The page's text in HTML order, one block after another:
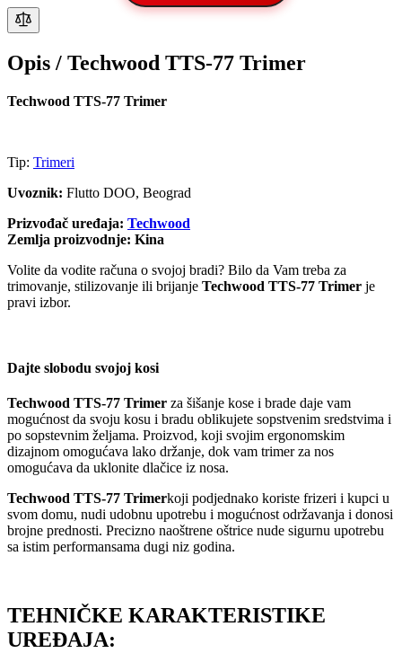
Opis / Techwood TTS-77 Trimer
Techwood TTS-77 Trimer
Tip: Trimeri
Uvoznik: Flutto DOO, Beograd
Prizvođač uređaja: Techwood
Zemlja proizvodnje: Kina
Volite da vodite računa o svojoj bradi? Bilo da Vam treba za
trimovanje, stilizovanje ili brijanje Techwood TTS-77 Trimer je
pravi izbor.
Dajte slobodu svojoj kosi
Techwood TTS-77 Trimer za šišanje kose i brade daje vam
mogućnost da svoju kosu i bradu oblikujete sopstvenim sredstvima i
po sopstevnim željama. Proizvod, koji svojim ergonomskim
dizajnom omogućava lako držanje, dok vam trimer za nos
omogućava da uklonite dlačice iz nosa.
Techwood TTS-77 Trimerkoji podjednako koriste frizeri i kupci u
svom domu, nudi udobnu upotrebu i mogućnost održavanja i donosi
brojne prednosti. Precizno naoštrene oštrice nude sigurnu upotrebu
sa istim performansama dugi niz godina.
TEHNIČKE KARAKTERISTIKE
UREĐAJA: